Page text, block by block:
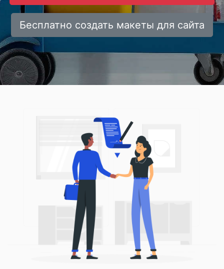
Бесплатно создать макеты для сайта